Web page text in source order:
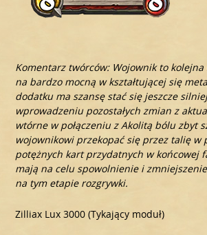
Komentarz twórców: Wojownik to kolejna
na bardzo mocną w kształtującej się
dodatku ma szansę stać się jeszcze
wprowadzeniu pozostałych zmian z
wtórne w połączeniu z Akolitą bólu zbyt
wojownikowi przekopać się przez talię w
potężnych kart przydatnych w końcowej
mają na celu spowolnienie i
na tym etapie rozgrywki.
Zilliax Lux 3000 (Tykający moduł)